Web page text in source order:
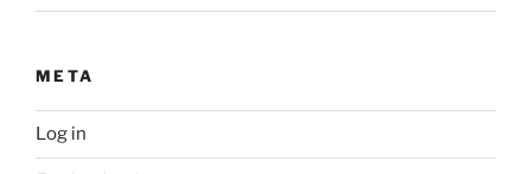
META
Log in